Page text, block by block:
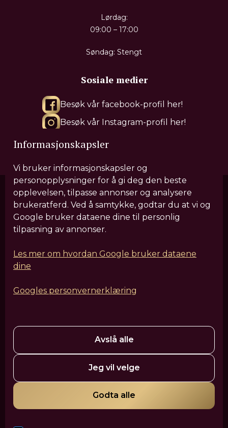
Informasjonskapsler
Vi bruker informasjonskapsler og
personopplysninger for å gi deg den beste
opplevelsen, tilpasse annonser og analysere
brukeratferd. Ved å samtykke, godtar du at vi og
Google bruker dataene dine til personlig
tilpasning av annonser.
Les mer om hvordan Google bruker dataene
dine
Googles personvernerklæring
Avslå alle
Jeg vil velge
Godta alle
Lørdag:
09:00 – 17:00
Søndag: Stengt
Sosiale medier
Besøk vår facebook-profil her!
Besøk vår Instagram-profil her!
Besøk vår Tiktok-profil her!
Våre behandlinger
SculptraIV DryppHårforbedrende behandlinger
Leppefiller
Fjerning av fillerRynkebehandling
Hudforbedrende laserbehandlinger
Polynukleotider - LaksespermMedisinsk hudpleie
VanityShapeCellulittreduksjon med filler
Mesoterapi – Pluryal MesolineTatoveringsfjerning
Hårfjerning med laser
Green Peel